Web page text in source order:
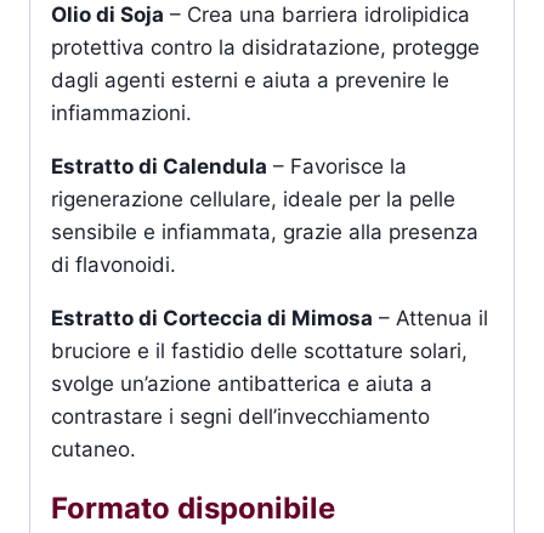
Olio di Soja – Crea una barriera idrolipidica
protettiva contro la disidratazione, protegge
dagli agenti esterni e aiuta a prevenire le
infiammazioni.
Estratto di Calendula – Favorisce la
rigenerazione cellulare, ideale per la pelle
sensibile e infiammata, grazie alla presenza
di flavonoidi.
Estratto di Corteccia di Mimosa – Attenua il
bruciore e il fastidio delle scottature solari,
svolge un’azione antibatterica e aiuta a
contrastare i segni dell’invecchiamento
cutaneo.
Formato disponibile